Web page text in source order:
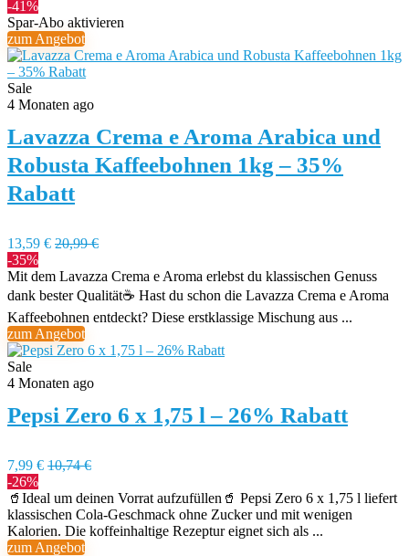
-41%
Spar-Abo aktivieren
zum Angebot
Sale
4 Monaten ago
Lavazza Crema e Aroma Arabica und
Robusta Kaffeebohnen 1kg – 35%
Rabatt
13,59 € 20,99 €
-35%
Mit dem Lavazza Crema e Aroma erlebst du klassischen Genuss
dank bester Qualität☕️ Hast du schon die Lavazza Crema e Aroma
Kaffeebohnen entdeckt? Diese erstklassige Mischung aus ...
zum Angebot
Sale
4 Monaten ago
Pepsi Zero 6 x 1,75 l – 26% Rabatt
7,99 € 10,74 €
-26%
🥤Ideal um deinen Vorrat aufzufüllen🥤 Pepsi Zero 6 x 1,75 l liefert
klassischen Cola-Geschmack ohne Zucker und mit wenigen
Kalorien. Die koffeinhaltige Rezeptur eignet sich als ...
zum Angebot